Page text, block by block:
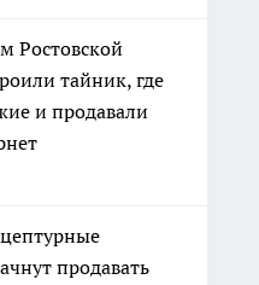
Ростовской
тайник, где
и продавали
продавать